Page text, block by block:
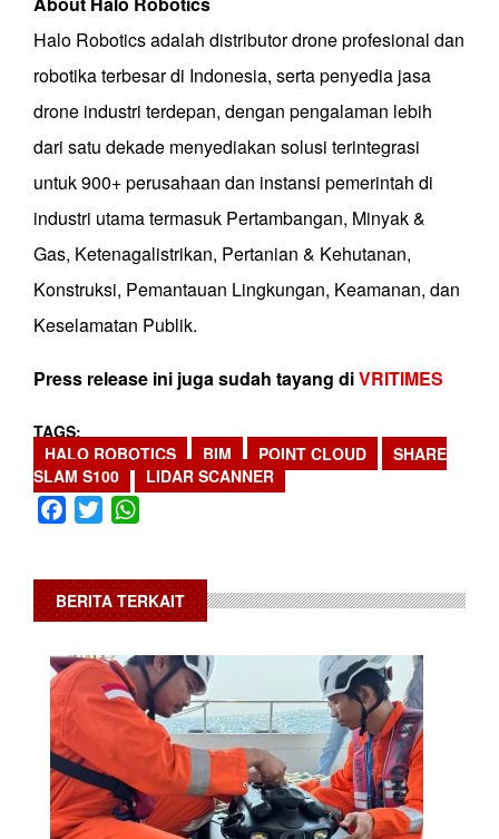
Halo Robotics adalah distributor drone profesional dan
robotika terbesar di Indonesia, serta penyedia jasa
drone industri terdepan, dengan pengalaman lebih
dari satu dekade menyediakan solusi terintegrasi
untuk 900+ perusahaan dan instansi pemerintah di
industri utama termasuk Pertambangan, Minyak &
Gas, Ketenagalistrikan, Pertanian & Kehutanan,
Konstruksi, Pemantauan Lingkungan, Keamanan, dan
Keselamatan Publik.
Press release ini juga sudah tayang diVRITIMES
TAGS
HALO ROBOTICS
BIM POINT CLOUD
SHARE
SLAM S100
LIDAR SCANNER
Facebook
Twitter
BERITA TERKAIT